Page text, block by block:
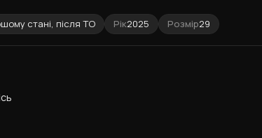
стані, після ТО Рік2025 Розмір29